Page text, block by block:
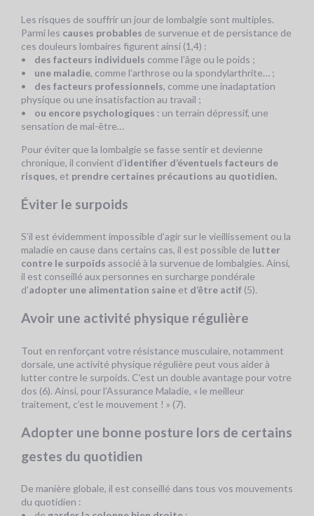
Les risques de souffrir un jour de lombalgie sont multiples.
Parmi les causes probables de survenue et de persistance de
ces douleurs lombaires figurent ainsi (1,4) :
• des facteurs individuels comme l’âge ou le poids ;
• une maladie, comme l’arthrose ou la spondylarthrite… ;
• des facteurs professionnels, comme une inadaptation
physique ou une insatisfaction au travail ;
• ou encore psychologiques : un terrain dépressif, une
sensation de mal-être…
Pour éviter que la lombalgie se fasse sentir et devienne
chronique, il convient d’identifier d’éventuels facteurs de
risques, et prendre certaines précautions au quotidien.
Éviter le surpoids
S’il est évidemment impossible d’agir sur le vieillissement ou la
maladie en cause dans certains cas, il est possible de lutter
contre le surpoids associé à la survenue de lombalgies. Ainsi,
il est conseillé aux personnes en surcharge pondérale
d’adopter une alimentation saine et d’être actif (5).
Avoir une activité physique régulière
Tout en renforçant votre résistance musculaire, notamment
dorsale, une activité physique régulière peut vous aider à
lutter contre le surpoids. C’est un double avantage pour votre
dos (6). Ainsi, pour l’Assurance Maladie, « le meilleur
traitement, c’est le mouvement ! » (7).
Adopter une bonne posture lors de certains
gestes du quotidien
De manière globale, il est conseillé dans tous vos mouvements
du quotidien :